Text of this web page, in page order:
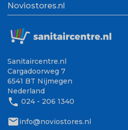
Noviostores.nl
Sanitaircentre.nl
Cargadoorweg 7
6541 BT Nijmegen
Nederland
phone 024 - 206 1340
mailinfo@noviostores.nl